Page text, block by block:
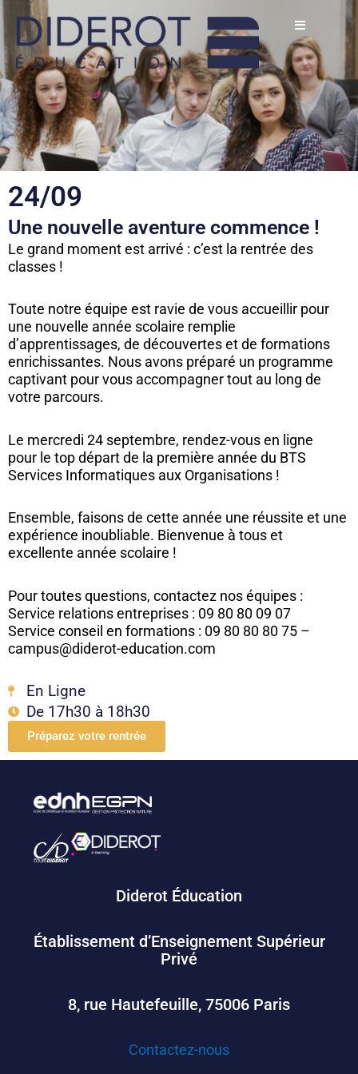
contenu
24/09
Une nouvelle aventure commence !
Le grand moment est arrivé : c’est la rentrée des
classes !
Toute notre équipe est ravie de vous accueillir pour
une nouvelle année scolaire remplie
d’apprentissages, de découvertes et de formations
enrichissantes. Nous avons préparé un programme
captivant pour vous accompagner tout au long de
votre parcours.
Le mercredi 24 septembre, rendez-vous en ligne
pour le top départ de la première année du BTS
Services Informatiques aux Organisations !
Ensemble, faisons de cette année une réussite et une
expérience inoubliable. Bienvenue à tous et
excellente année scolaire !
Pour toutes questions, contactez nos équipes :
Service relations entreprises : 09 80 80 09 07
Service conseil en formations : 09 80 80 80 75 –
campus@diderot-education.com
En Ligne
De 17h30 à 18h30
Préparez votre rentrée
Diderot Éducation
Établissement d’Enseignement Supérieur
Privé
8, rue Hautefeuille, 75006 Paris
Contactez-nous